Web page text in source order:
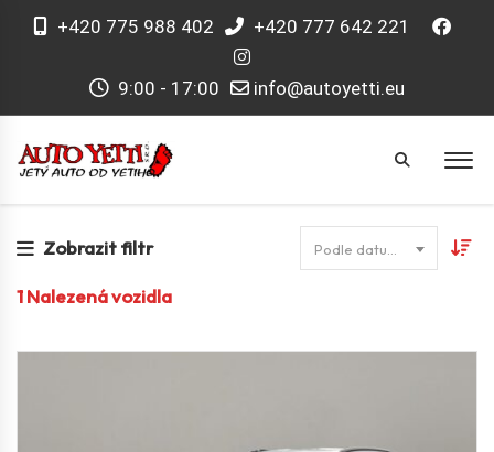
+420 775 988 402 +420 777 642 221
9:00 - 17:00 info@autoyetti.eu
Zobrazit filtr
1Nalezená vozidla